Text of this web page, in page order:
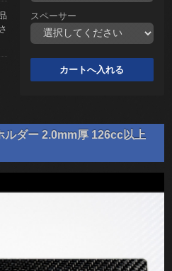
スペーサー
ルダー 2.0mm厚 126cc以上